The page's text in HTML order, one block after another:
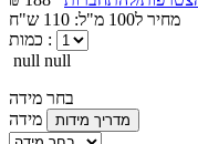
מחיר ל100 מ"ל: 110 ש"ח
כמות :
null null
בחר מידה
מידה
מדריך מידות